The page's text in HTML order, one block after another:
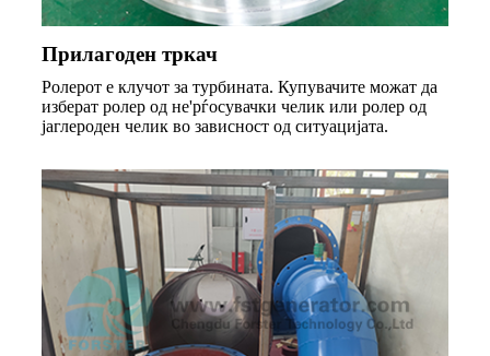
Прилагоден тркач
Ролерот е клучот за турбината. Купувачите можат да
изберат ролер од не'рѓосувачки челик или ролер од
јаглероден челик во зависност од ситуацијата.